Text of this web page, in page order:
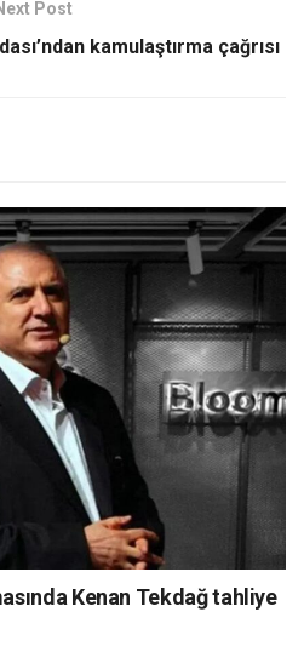
Post
kamulaştırma çağrısı
Kenan Tekdağ tahliye